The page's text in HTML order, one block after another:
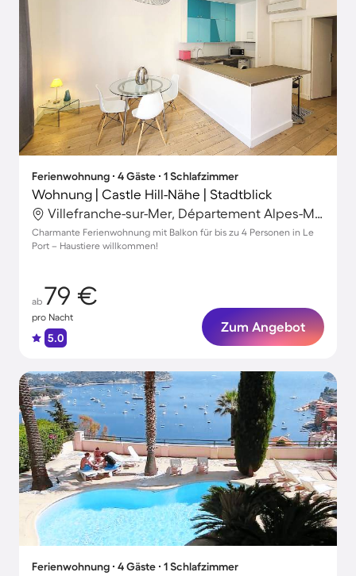
Ferienwohnung ∙ 4 Gäste ∙ 1 Schlafzimmer
Wohnung | Castle Hill-Nähe | Stadtblick
Villefranche-sur-Mer, Département Alpes-Maritimes, Frankreich
Charmante Ferienwohnung mit Balkon für bis zu 4 Personen in Le
Port – Haustiere willkommen!
ab 79 €
pro Nacht
5.0
Zum Angebot
Ferienwohnung ∙ 4 Gäste ∙ 1 Schlafzimmer